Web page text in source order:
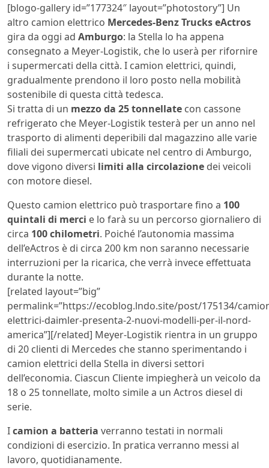
[blogo-gallery id=”177324″ layout=”photostory”] Un
altro camion elettrico Mercedes-Benz Trucks eActros
gira da oggi ad Amburgo: la Stella lo ha appena
consegnato a Meyer-Logistik, che lo userà per rifornire
i supermercati della città. I camion elettrici, quindi,
gradualmente prendono il loro posto nella mobilità
sostenibile di questa città tedesca.
Si tratta di un mezzo da 25 tonnellate con cassone
refrigerato che Meyer-Logistik testerà per un anno nel
trasporto di alimenti deperibili dal magazzino alle varie
filiali dei supermercati ubicate nel centro di Amburgo,
dove vigono diversi limiti alla circolazione dei veicoli
con motore diesel.
Questo camion elettrico può trasportare fino a 100
quintali di merci e lo farà su un percorso giornaliero di
circa 100 chilometri. Poiché l’autonomia massima
dell’eActros è di circa 200 km non saranno necessarie
interruzioni per la ricarica, che verrà invece effettuata
durante la notte.
[related layout=”big”
permalink=”https://ecoblog.lndo.site/post/175134/
elettrici-daimler-presenta-2-nuovi-modelli-per-il-nord-
america”][/related] Meyer-Logistik rientra in un gruppo
di 20 clienti di Mercedes che stanno sperimentando i
camion elettrici della Stella in diversi settori
dell’economia. Ciascun Cliente impiegherà un veicolo da
18 o 25 tonnellate, molto simile a un Actros diesel di
serie.
Icamion a batteria verranno testati in normali
condizioni di esercizio. In pratica verranno messi al
lavoro, quotidianamente.